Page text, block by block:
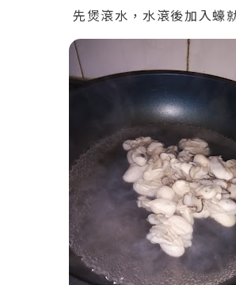
先煲滾水，水滾後加入蠔